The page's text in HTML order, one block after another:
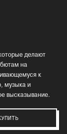
делают
на
к
музыка и
высказывание.